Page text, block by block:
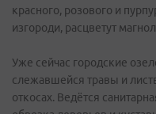
красного, розового и
изгороди, расцветут
Уже сейчас городские
слежавшейся травы и
откосах. Ведётся